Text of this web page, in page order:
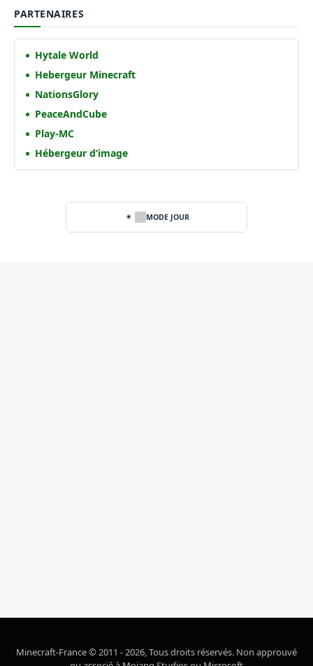
PARTENAIRES
Hytale World
Hebergeur Minecraft
NationsGlory
PeaceAndCube
Play-MC
Hébergeur d’image
MODE JOUR
Minecraft-France © 2011 - 2026, Tous droits réservés. Non approuvé